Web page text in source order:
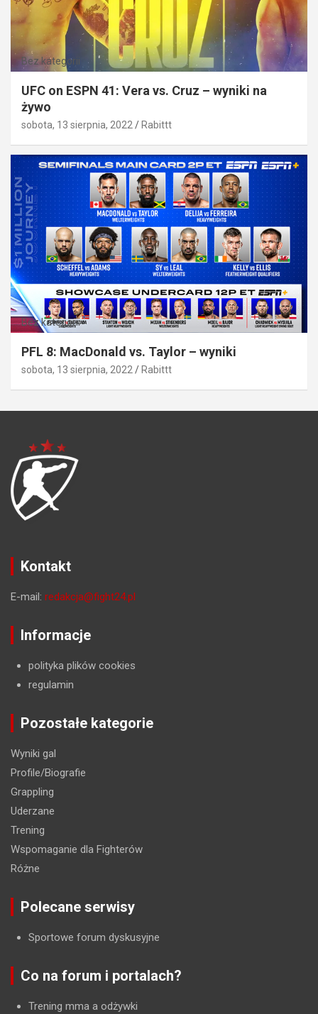
Bez kategorii
UFC on ESPN 41: Vera vs. Cruz – wyniki na
żywo
sobota, 13 sierpnia, 2022 Rabittt
Bez kategorii
PFL 8: MacDonald vs. Taylor – wyniki
sobota, 13 sierpnia, 2022 Rabittt
Kontakt
E-mail: redakcja@fight24.pl
Informacje
polityka plików cookies
regulamin
Pozostałe kategorie
Wyniki gal
Profile/Biografie
Grappling
Uderzane
Trening
Wspomaganie dla Fighterów
Różne
Polecane serwisy
Sportowe forum dyskusyjne
Co na forum i portalach?
Trening mma a odżywki